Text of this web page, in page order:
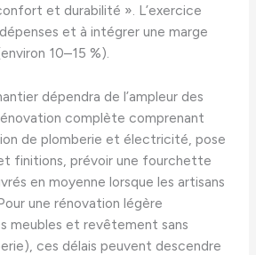
et durabilité ». L’exercice
et à intégrer une marge
10–15 %).
dépendra de l’ampleur des
complète comprenant
de plomberie et électricité, pose
finitions, prévoir une fourchette
en moyenne lorsque les artisans
une rénovation légère
meubles et revêtement sans
ces délais peuvent descendre